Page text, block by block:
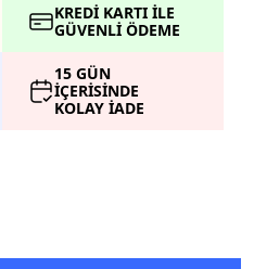
KREDİ KARTI İLE
GÜVENLİ ÖDEME
15 GÜN
İÇERİSİNDE
KOLAY İADE